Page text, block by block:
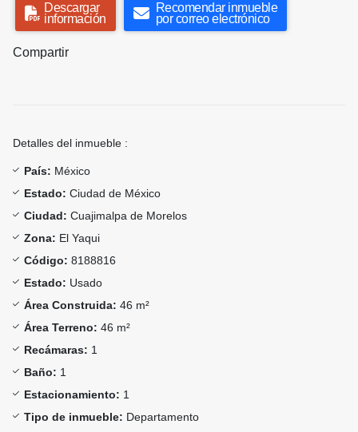
Descargar
información
Recomendar inmueble
por correo electrónico
Compartir
Detalles del inmueble :
País: México
Estado: Ciudad de México
Ciudad: Cuajimalpa de Morelos
Zona: El Yaqui
Código: 8188816
Estado: Usado
Área Construida: 46 m²
Área Terreno: 46 m²
Recámaras: 1
Baño: 1
Estacionamiento: 1
Tipo de inmueble: Departamento